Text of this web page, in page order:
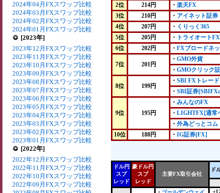
2024年04月FXスワップ比較
2024年03月FXスワップ比較
2024年02月FXスワップ比較
2024年01月FXスワップ比較
[2023年]
2023年12月FXスワップ比較
2023年11月FXスワップ比較
2023年10月FXスワップ比較
2023年09月FXスワップ比較
2023年08月FXスワップ比較
2023年07月FXスワップ比較
2023年06月FXスワップ比較
2023年05月FXスワップ比較
2023年04月FXスワップ比較
2023年03月FXスワップ比較
2023年02月FXスワップ比較
2023年01月FXスワップ比較
[2022年]
2022年12月FXスワップ比較
2022年11月FXスワップ比較
2022年10月FXスワップ比較
2022年09月FXスワップ比較
2位
214円 ・ 楽天FX
3位
210円 ・ アイネット証券
4位
207円 ・ くりっく365
5位
205円 ・
トライオートFX
6位
202円 ・ FXブロードネ
7位 201円
・ GMO外貨
・ GMOクリック
8位 199円
・ SBI FXトレード
・ SBI証券
9位 195円
・ みんなのFX
・ LIGHTFX[通常
・ 外為どっとコム
10位
188円 ・ IG証券[FX]
ドル円
スプ
レッド
豪ドル円
スプ
レッド
主要FX取引会社
ド